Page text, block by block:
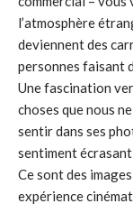
l’atmosphère
deviennent des
personnes faisant
Une fascination
choses que nous
sentir dans ses
sentiment écrasant
Ce sont des
expérience